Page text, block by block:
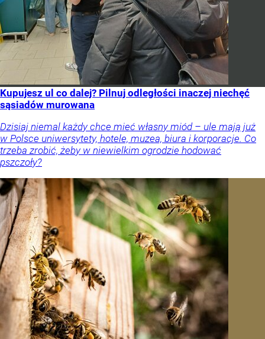
Kupujesz ul co dalej? Pilnuj odległości inaczej niechęć
sąsiadów murowana
Dzisiaj niemal każdy chce mieć własny miód – ule mają już
w Polsce uniwersytety, hotele, muzea, biura i korporacje. Co
trzeba zrobić, żeby w niewielkim ogrodzie hodować
pszczoły?